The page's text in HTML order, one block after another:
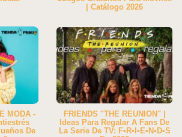
| Catálogo 2026
MODA -
De
FRIENDS "THE REUNION" |
Ideas Para Regalar A Fans De
La Serie De TV: F•R•I•E•N•D•S